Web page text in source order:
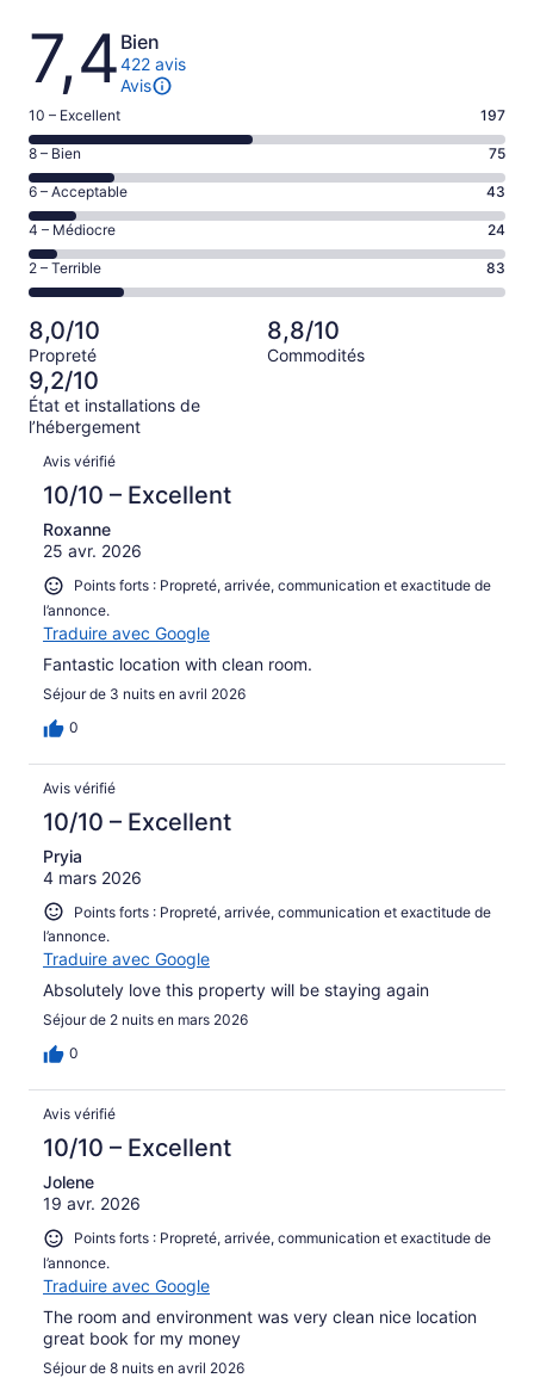
Avis
7,4 Bien
422 avis
Avis
Note
de 10
–
Excellent,
d’après
197 avis
sur 422.
10 – Excellent 197
Note
de 8
–
Bien,
d’après
75 avis
sur 422.
8 – Bien 75
Note
de 6
–
Acceptable,
d’après
sur 422.
6 – Acceptable 43
Note
de 4
–
Médiocre,
d’après
24 avis
sur 422.
4 – Médiocre 24
Note
de 2
–
Terrible,
d’après
83 avis
sur 422.
2 – Terrible 83
8,0/10
Propreté
8,8/10
Commodités
9,2/10
État et installations de
l’hébergement
Avis
Avis vérifié
10/10 – Excellent
Roxanne
25 avr. 2026
Points forts : Propreté, arrivée, communication et exactitude de
l’annonce.
Traduire avec Google
Fantastic location with clean room.
Séjour de 3 nuits en avril 2026
0
Avis vérifié
10/10 – Excellent
Pryia
4 mars 2026
Points forts : Propreté, arrivée, communication et exactitude de
l’annonce.
Traduire avec Google
Absolutely love this property will be staying again
Séjour de 2 nuits en mars 2026
0
Avis vérifié
10/10 – Excellent
Jolene
19 avr. 2026
Points forts : Propreté, arrivée, communication et exactitude de
l’annonce.
Traduire avec Google
The room and environment was very clean nice location
great book for my money
Séjour de 8 nuits en avril 2026